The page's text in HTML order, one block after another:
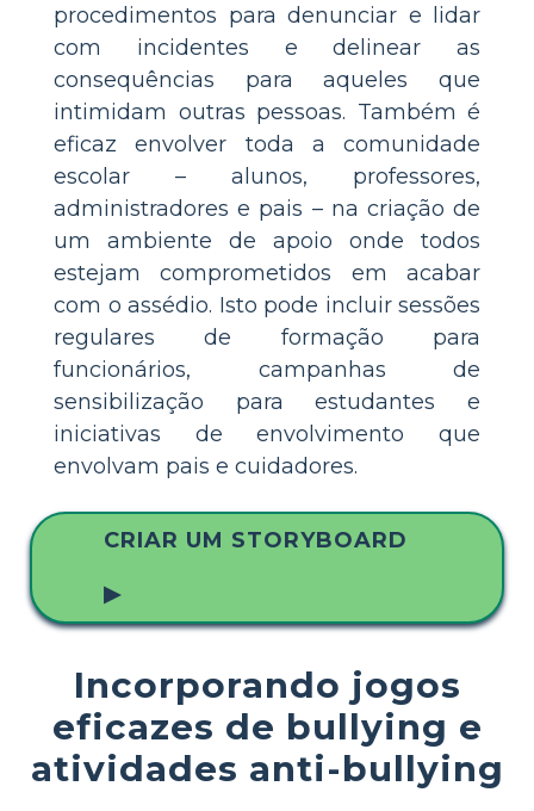
procedimentos para denunciar e lidar
com incidentes e delinear as
consequências para aqueles que
intimidam outras pessoas. Também é
eficaz envolver toda a comunidade
escolar – alunos, professores,
administradores e pais – na criação de
um ambiente de apoio onde todos
estejam comprometidos em acabar
com o assédio. Isto pode incluir sessões
regulares de formação para
funcionários, campanhas de
sensibilização para estudantes e
iniciativas de envolvimento que
envolvam pais e cuidadores.
CRIAR UM STORYBOARD
▶
Incorporando jogos
eficazes de bullying e
atividades anti-bullying